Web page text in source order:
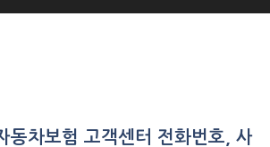
동차보험 고객센터 전화번호, 사